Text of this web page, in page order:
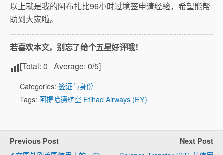
以上就是我的阿布扎比96小时过境签申请经验，希望能帮
助到大家啦。
若喜欢本文，别忘了给个五星好评哦！
[Total: 0 Average: 0/5]
Categories: 签证与身份
Tags: 阿提哈德航空 Etihad Airways (EY)
Previous Post Next Post